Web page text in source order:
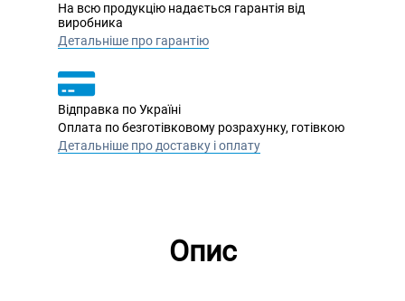
На всю продукцію надається гарантія від
виробника
Детальніше про гарантію
Відправка по Україні
Оплата по безготівковому розрахунку, готівкою
Детальніше про доставку і оплату
Опис